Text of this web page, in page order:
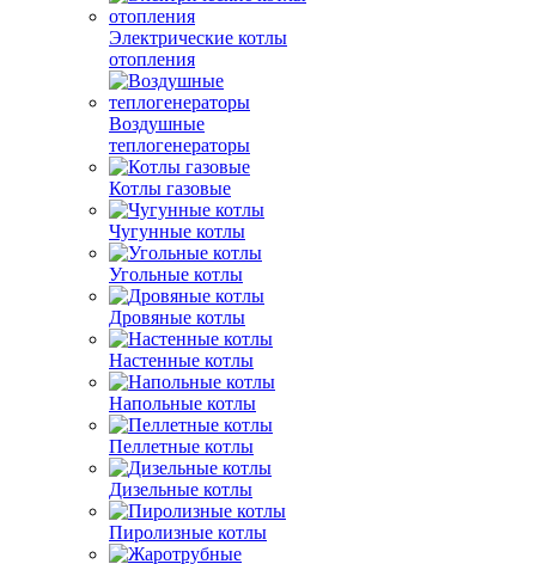
Электрические котлы
отопления
Воздушные
теплогенераторы
Котлы газовые
Чугунные котлы
Угольные котлы
Дровяные котлы
Настенные котлы
Напольные котлы
Пеллетные котлы
Дизельные котлы
Пиролизные котлы